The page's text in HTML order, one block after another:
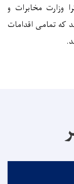
وزارت مخابرات و
که تمامی اقدامات
.